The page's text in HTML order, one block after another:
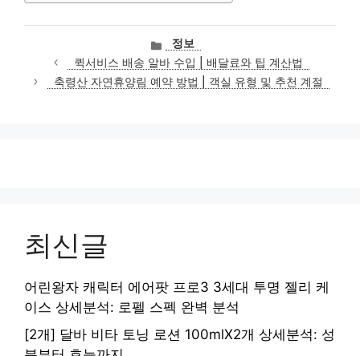
카
테
고
리
정보
퀵서비스 배송 알바 수입 | 배달료와 팁 계산법
축령산 자연휴양림 예약 방법 | 객실 유형 및 추천 계절
최신글
어린왕자 캐릭터 에어팟 프로3 3세대 투명 젤리 케
이스 상세분석: 로펠 스펙 완벽 분석
[2개] 달바 비타 토닝 로션 100mlX2개 상세분석: 성